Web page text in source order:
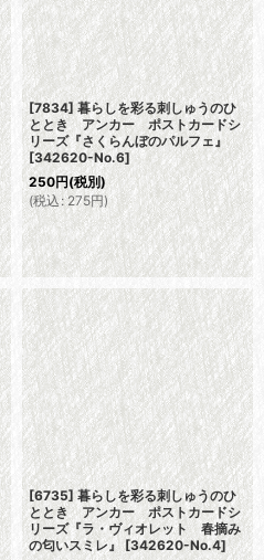
[7834] 暮らしを彩る刺しゅうのひ
ととき アンカー ポストカードシ
リーズ『さくらんぼのパルフェ』
[342620-No.6]
250円(税別)
(税込 : 275円)
[6735] 暮らしを彩る刺しゅうのひ
ととき アンカー ポストカードシ
リーズ『ラ・ヴィオレット 春摘み
の匂いスミレ』 [342620-No.4]